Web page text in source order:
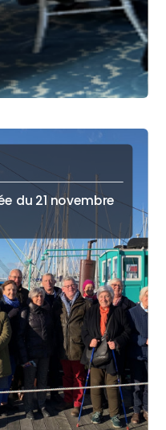
du 21 novembre